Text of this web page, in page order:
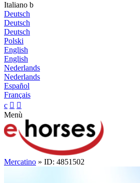
Italiano b
Deutsch
Deutsch
Deutsch
Polski
English
English
Nederlands
Nederlands
Español
Français
c  
Menù
Mercatino » ID: 4851502